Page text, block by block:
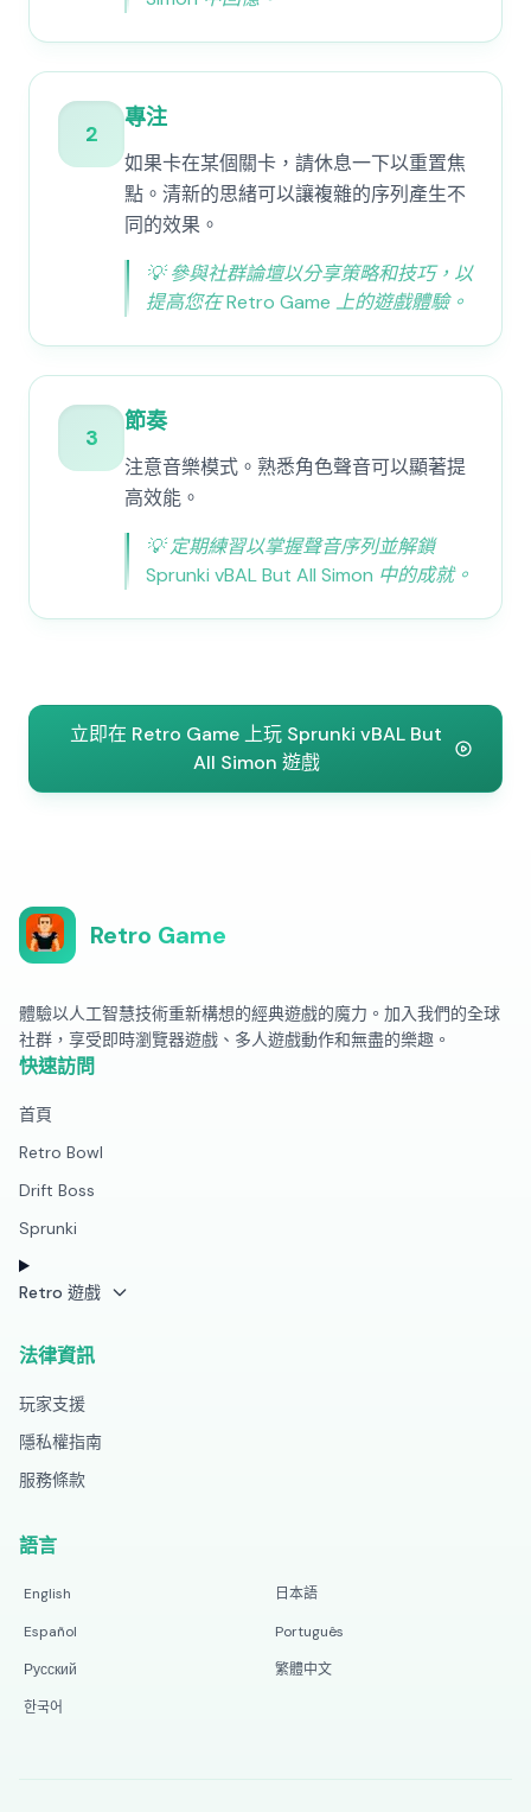
2
專注
如果卡在某個關卡，請休息一下以重置焦
點。清新的思緒可以讓複雜的序列產生不
同的效果。
💡參與社群論壇以分享策略和技巧，以
提高您在 Retro Game 上的遊戲體驗。
3
節奏
注意音樂模式。熟悉角色聲音可以顯著提
高效能。
💡定期練習以掌握聲音序列並解鎖
Sprunki vBAL But All Simon 中的成就。
立即在 Retro Game 上玩 Sprunki vBAL But
All Simon 遊戲
Retro Game
體驗以人工智慧技術重新構想的經典遊戲的魔力。加入我們的全球
社群，享受即時瀏覽器遊戲、多人遊戲動作和無盡的樂趣。
快速訪問
首頁
Retro Bowl
Drift Boss
Sprunki
Retro 遊戲
法律資訊
玩家支援
隱私權指南
服務條款
語言
English
日本語
Español
Português
Русский
繁體中文
한국어